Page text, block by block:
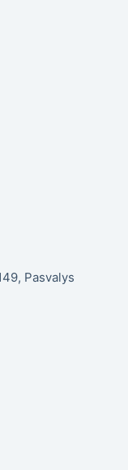
Pasvalys